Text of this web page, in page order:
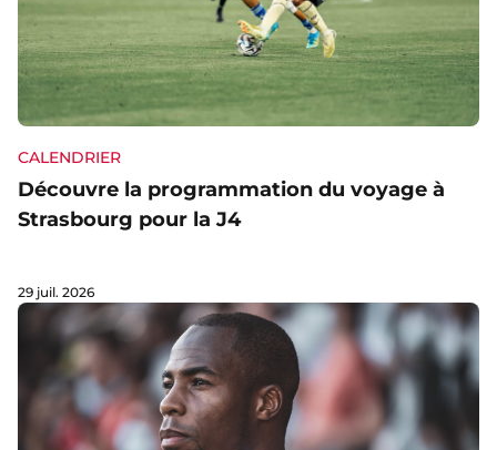
CALENDRIER
Découvre la programmation du voyage à
Strasbourg pour la J4
29 juil. 2026